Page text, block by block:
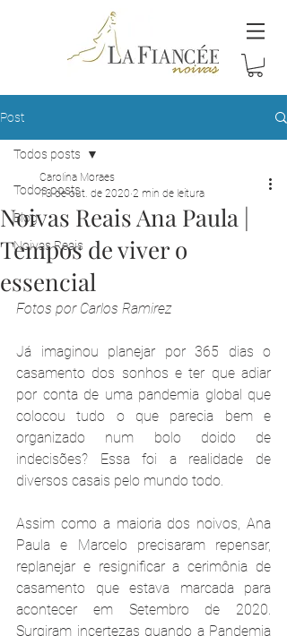
Post
Todos posts
Blog
Noivas Reais
Todos posts
Noivas Reais Ana Paula |
Tempos de viver o
essencial
Carolina Moraes
13 de out. de 2020 2 min de leitura
Fotos por Carlos Ramirez
Já imaginou planejar por 365 dias o
casamento dos sonhos e ter que adiar
por conta de uma pandemia global que
colocou tudo o que parecia bem e
organizado num bolo doido de
indecisões? Essa foi a realidade de
diversos casais pelo mundo todo.
Assim como a maioria dos noivos, Ana
Paula e Marcelo precisaram repensar,
replanejar e resignificar a cerimônia de
casamento que estava marcada para
acontecer em Setembro de 2020.
Surgiram incertezas quando a Pandemia